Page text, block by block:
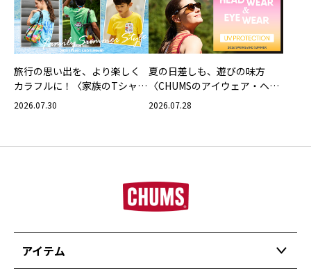
旅行の思い出を、より楽しく
カラフルに！〈家族のTシャツ
スタイリング特集〉
2026.07.30
夏の日差しも、遊びの味方
〈CHUMSのアイウェア・ヘッ
ドウェア〉
2026.07.28
アイテム